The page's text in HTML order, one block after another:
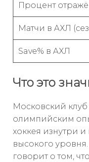
Процент
Матчи в АХЛ
Save% в АХЛ
Что это
Московский клуб
олимпийским
хоккея изнутри
высокого
говорит о том,